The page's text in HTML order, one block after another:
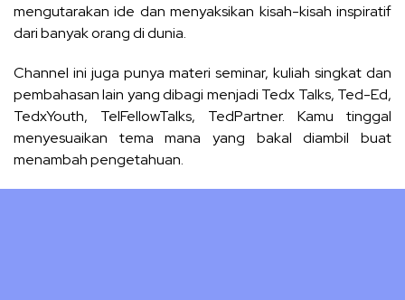
mengutarakan ide dan menyaksikan kisah-kisah inspiratif
dari banyak orang di dunia.
Channel ini juga punya materi seminar, kuliah singkat dan
pembahasan lain yang dibagi menjadi Tedx Talks, Ted-Ed,
TedxYouth, TelFellowTalks, TedPartner. Kamu tinggal
menyesuaikan tema mana yang bakal diambil buat
menambah pengetahuan.